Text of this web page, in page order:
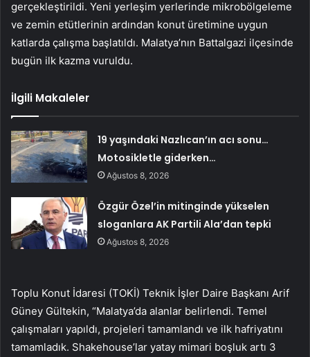
gerçekleştirildi. Yeni yerleşim yerlerinde mikrobölgeleme
ve zemin etütlerinin ardından konut üretimine uygun
katlarda çalışma başlatıldı. Malatya’nın Battalgazi ilçesinde
bugün ilk kazma vuruldu.
İlgili Makaleler
19 yaşındaki Nazlıcan’ın acı sonu…
Motosikletle giderken…
Ağustos 8, 2026
Özgür Özel’in mitinginde yükselen
sloganlara AK Partili Ala’dan tepki
Ağustos 8, 2026
Toplu Konut İdaresi (TOKİ) Teknik İşler Daire Başkanı Arif
Güney Gültekin, “Malatya’da alanlar belirlendi. Temel
çalışmaları yapıldı, projeleri tamamlandı ve ilk hafriyatını
tamamladık. Shakehouse’lar yatay mimari boşluk artı 3